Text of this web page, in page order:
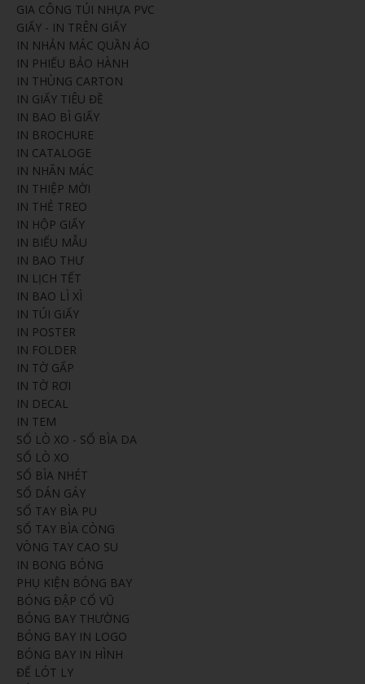
GIA CÔNG TÚI NHỰA PVC
GIẤY - IN TRÊN GIẤY
IN NHẢN MÁC QUẦN ÁO
IN PHIẾU BẢO HÀNH
IN THÙNG CARTON
IN GIẤY TIÊU ĐỀ
IN BAO BÌ GIẤY
IN BROCHURE
IN CATALOGE
IN NHÃN MÁC
IN THIỆP MỜI
IN THẺ TREO
IN HỘP GIẤY
IN BIỂU MẪU
IN BAO THƯ
IN LỊCH TẾT
IN BAO LÌ XÌ
IN TÚI GIẤY
IN POSTER
IN FOLDER
IN TỜ GẤP
IN TỜ RƠI
IN DECAL
IN TEM
SỔ LÒ XO - SỔ BÌA DA
SỔ LÒ XO
SỔ BÌA NHÉT
SỔ DÁN GÁY
SỔ TAY BÌA PU
SỔ TAY BÌA CÒNG
VÒNG TAY CAO SU
IN BONG BÓNG
PHỤ KIỆN BÓNG BAY
BÓNG ĐẬP CỔ VŨ
BÓNG BAY THƯỜNG
BÓNG BAY IN LOGO
BÓNG BAY IN HÌNH
ĐẾ LÓT LY